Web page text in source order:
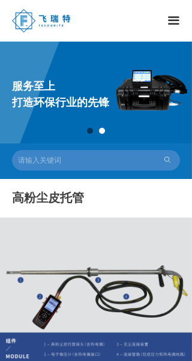
끀
服务至上
打造环保行业的先锋
ꄙ
高粉尘皮托管